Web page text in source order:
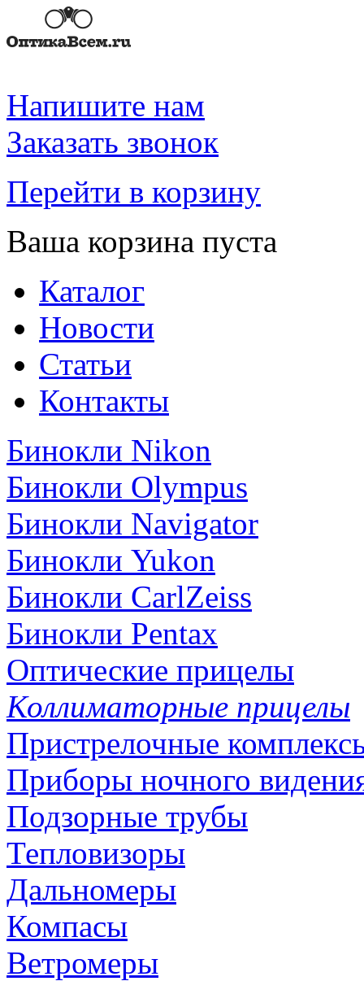
Напишите нам
Заказать звонок
Перейти в корзину
Ваша корзина пуста
Каталог
Новости
Статьи
Контакты
Бинокли Nikon
Бинокли Olympus
Бинокли Navigator
Бинокли Yukon
Бинокли CarlZeiss
Бинокли Pentax
Оптические прицелы
Коллиматорные прицелы
Пристрелочные
Приборы ночного
Подзорные трубы
Тепловизоры
Дальномеры
Компасы
Ветромеры